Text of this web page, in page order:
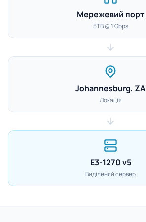
Мережевий порт
5TB @ 1 Gbps
Johannesburg, ZA
Локація
E3-1270 v5
Виділений сервер